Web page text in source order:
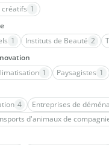
créatifs 1
1 Instituts de Beauté 2
1 Paysagistes 1
4 Entreprises de
d'animaux de